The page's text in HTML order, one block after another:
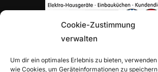
Cookie-Zustimmung
verwalten
Um dir ein optimales Erlebnis zu bieten,
wie Cookies, um Geräteinformationen zu